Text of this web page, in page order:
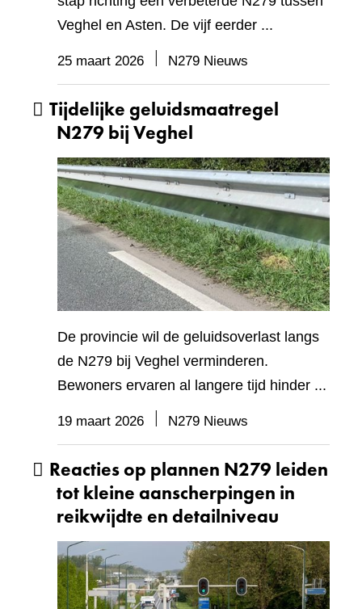
Veghel en Asten. De vijf eerder ...
25 maart 2026 N279 Nieuws
Tijdelijke geluidsmaatregel
N279 bij Veghel
De provincie wil de geluidsoverlast langs
de N279 bij Veghel verminderen.
Bewoners ervaren al langere tijd hinder ...
19 maart 2026 N279 Nieuws
Reacties op plannen N279 leiden
tot kleine aanscherpingen in
reikwijdte en detailniveau